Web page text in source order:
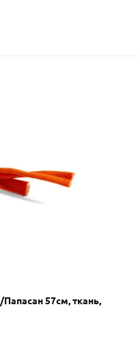
57см, ткань,